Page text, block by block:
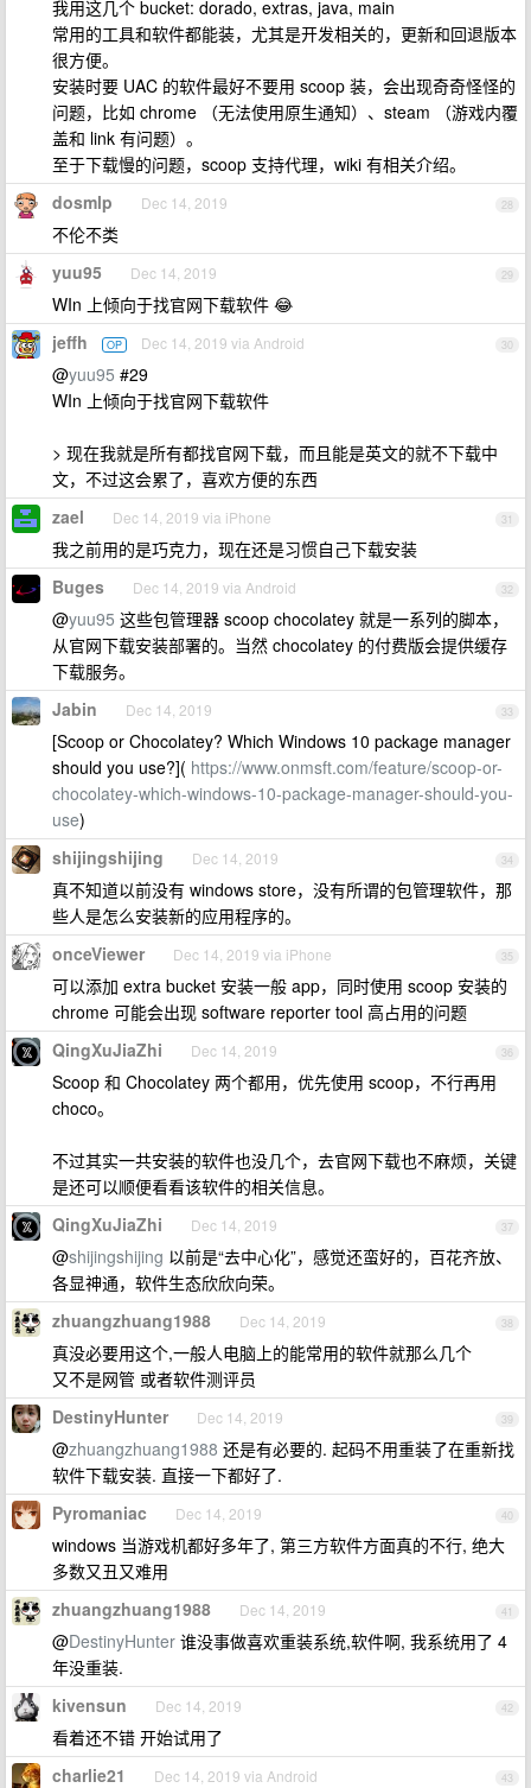
我用这几个 bucket: dorado, extras, java, main
常用的工具和软件都能装，尤其是开发相关的，更新和回退版本
很方便。
安装时要 UAC 的软件最好不要用 scoop 装，会出现奇奇怪怪的
问题，比如 chrome （无法使用原生通知）、steam （游戏内覆
盖和 link 有问题）。
至于下载慢的问题，scoop 支持代理，wiki 有相关介绍。
28
dosmlp Dec 14, 2019
不伦不类
29
yuu95 Dec 14, 2019
WIn 上倾向于找官网下载软件 😂
30
jeffh OP Dec 14, 2019 via Android
@yuu95 #29
WIn 上倾向于找官网下载软件
> 现在我就是所有都找官网下载，而且能是英文的就不下载中
文，不过这会累了，喜欢方便的东西
31
zael Dec 14, 2019 via iPhone
我之前用的是巧克力，现在还是习惯自己下载安装
32
Buges Dec 14, 2019 via Android
@yuu95 这些包管理器 scoop chocolatey 就是一系列的脚本，
从官网下载安装部署的。当然 chocolatey 的付费版会提供缓存
下载服务。
33
Jabin Dec 14, 2019
[Scoop or Chocolatey? Which Windows 10 package manager
should you use?]( https://www.onmsft.com/feature/scoop-or-
chocolatey-which-windows-10-package-manager-should-you-
use)
34
shijingshijing Dec 14, 2019
真不知道以前没有 windows store，没有所谓的包管理软件，那
些人是怎么安装新的应用程序的。
35
onceViewer Dec 14, 2019 via iPhone
可以添加 extra bucket 安装一般 app，同时使用 scoop 安装的
chrome 可能会出现 software reporter tool 高占用的问题
36
QingXuJiaZhi Dec 14, 2019
Scoop 和 Chocolatey 两个都用，优先使用 scoop，不行再用
choco。
不过其实一共安装的软件也没几个，去官网下载也不麻烦，关键
是还可以顺便看看该软件的相关信息。
37
QingXuJiaZhi Dec 14, 2019
@shijingshijing 以前是“去中心化”，感觉还蛮好的，百花齐放、
各显神通，软件生态欣欣向荣。
38
zhuangzhuang1988 Dec 14, 2019
真没必要用这个,一般人电脑上的能常用的软件就那么几个
又不是网管 或者软件测评员
39
DestinyHunter Dec 14, 2019
@zhuangzhuang1988 还是有必要的. 起码不用重装了在重新找
软件下载安装. 直接一下都好了.
40
Pyromaniac Dec 14, 2019
windows 当游戏机都好多年了, 第三方软件方面真的不行, 绝大
多数又丑又难用
41
zhuangzhuang1988 Dec 14, 2019
@DestinyHunter 谁没事做喜欢重装系统,软件啊, 我系统用了 4
年没重装.
42
kivensun Dec 14, 2019
看着还不错 开始试用了
43
charlie21 Dec 14, 2019 via Android